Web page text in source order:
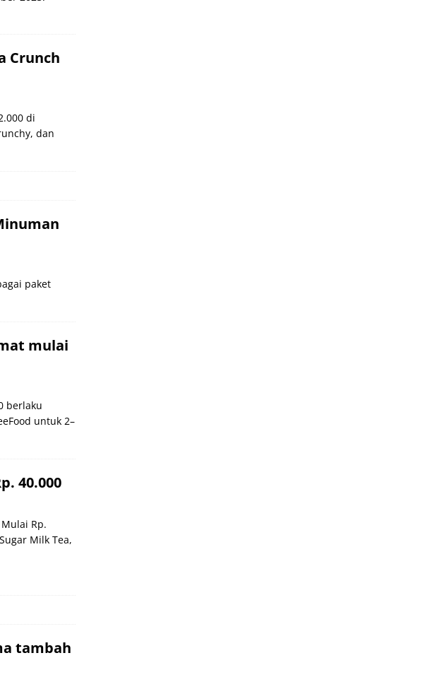
Crunch
di
dan
paket
mulai
berlaku
untuk 2–
40.000
Rp.
Milk Tea,
tambah